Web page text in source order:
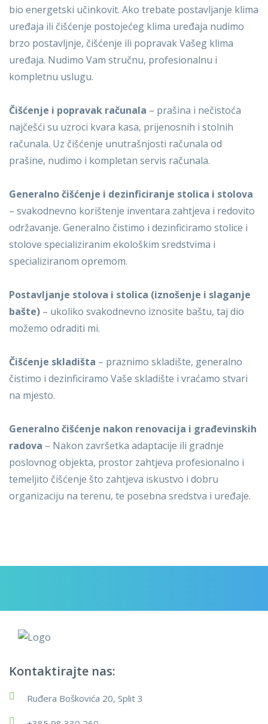
bio energetski učinkovit. Ako trebate postavljanje klima
uređaja ili čišćenje postojećeg klima uređaja nudimo
brzo postavljnje, čišćenje ili popravak Vašeg klima
uređaja. Nudimo Vam stručnu, profesionalnu i
kompletnu uslugu.
Čišćenje i popravak računala – prašina i nečistoća
najčešći su uzroci kvara kasa, prijenosnih i stolnih
računala. Uz čišćenje unutrašnjosti računala od
prašine, nudimo i kompletan servis računala.
Generalno čišćenje i dezinficiranje stolica i stolova
– svakodnevno korištenje inventara zahtjeva i redovito
održavanje. Generalno čistimo i dezinficiramo stolice i
stolove specializiranim ekološkim sredstvima i
specializiranom opremom.
Postavljanje stolova i stolica (iznošenje i slaganje
bašte) – ukoliko svakodnevno iznosite baštu, taj dio
možemo odraditi mi.
Čišćenje skladišta – praznimo skladište, generalno
čistimo i dezinficiramo Vaše skladište i vraćamo stvari
na mjesto.
Generalno čišćenje nakon renovacija i građevinskih
radova – Nakon završetka adaptacije ili gradnje
poslovnog objekta, prostor zahtjeva profesionalno i
temeljito čišćenje što zahtjeva iskustvo i dobru
organizaciju na terenu, te posebna sredstva i uređaje.
Kontaktirajte nas:
Ruđera Boškovića 20, Split 3